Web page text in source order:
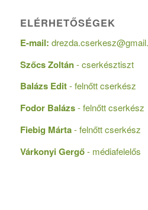
ELÉRHETŐSÉGEK
E-mail:
Szőcs Zoltán- cserkésztiszt
Balázs Edit- felnőtt cserkész
Fodor Balázs- felnőtt cserkész
Fiebig Márta- felnőtt cserkész
Várkonyi Gergő- médiafelelős